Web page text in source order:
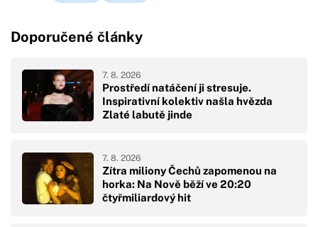
Doporučené články
Prostředí natáčení ji stresuje.
Inspirativní kolektiv našla hvězda
Zlaté labutě jinde
7. 8. 2026
Zítra miliony Čechů zapomenou na
horka: Na Nově běží ve 20:20
čtyřmiliardový hit
7. 8. 2026